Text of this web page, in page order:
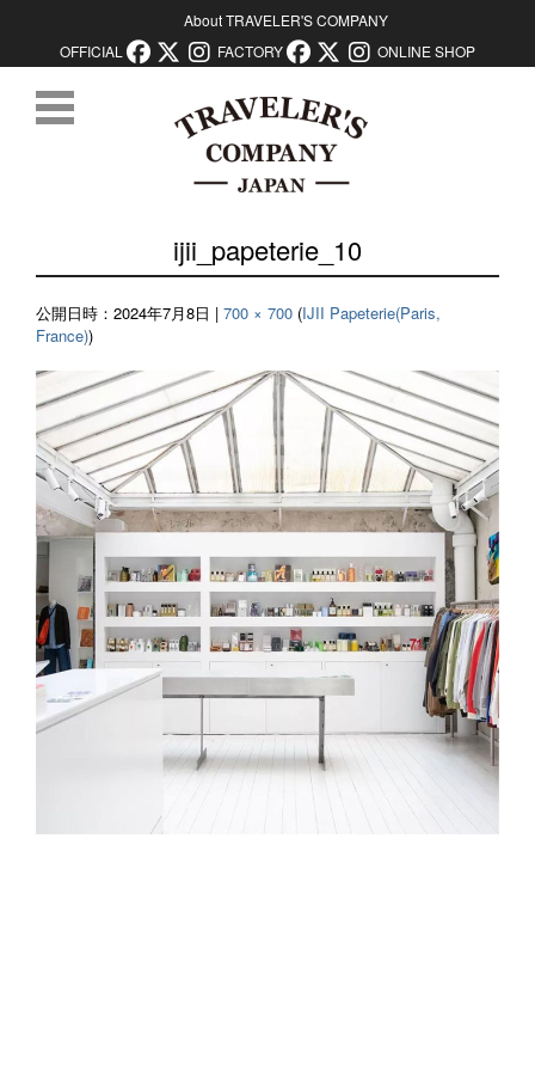
About TRAVELER'S COMPANY
OFFICIAL
FACTORY ONLINE SHOP
ijii_papeterie_10
公開日時： 2024年7月8日 | 700 × 700 (IJII Papeterie(Paris,
France))